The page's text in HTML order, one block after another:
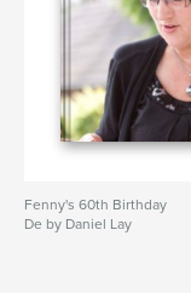
Fenny's 60th Birthday
De by Daniel Lay